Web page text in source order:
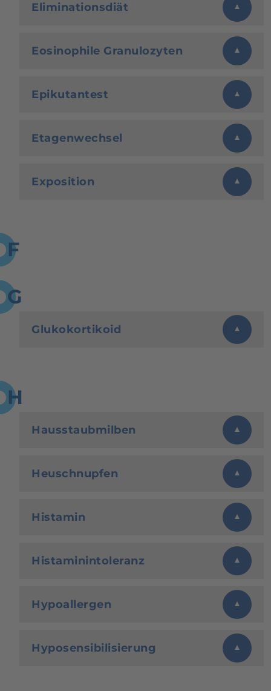
Eliminationsdiät
Eosinophile Granulozyten
Epikutantest
Etagenwechsel
Exposition
F
G
Glukokortikoid
H
Hausstaubmilben
Heuschnupfen
Histamin
Histaminintoleranz
Hypoallergen
Hyposensibilisierung